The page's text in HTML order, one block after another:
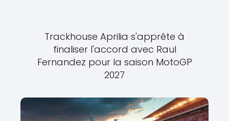
Trackhouse Aprilia s'apprête à
finaliser l'accord avec Raul
Fernandez pour la saison MotoGP
2027